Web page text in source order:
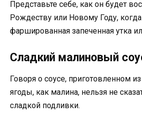
Представьте себе, как он будет
Рождеству или Новому Году, когда
фаршированная запеченная утка
Сладкий малиновый
Говоря о соусе, приготовленном
ягоды, как малина, нельзя не
сладкой подливки.